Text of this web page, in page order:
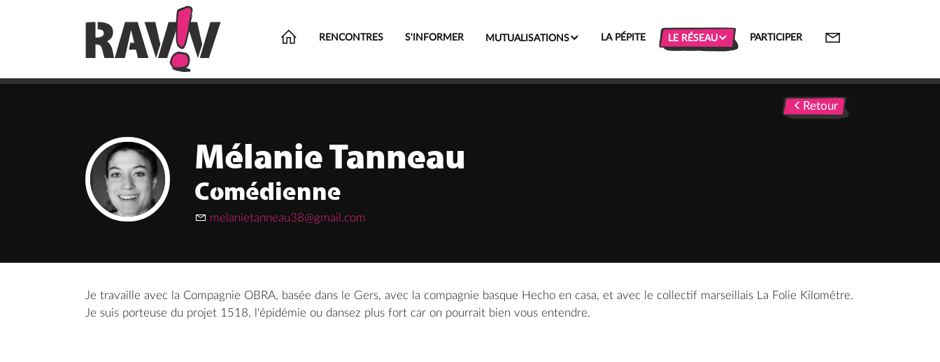
 RENCONTRES S'INFORMER MUTUALISATIONS LA PÉPITE LE RÉSEAU PARTICIPER 
Retour
Retour
Mélanie Tanneau
Comédienne
melanietanneau38@gmail.com
Je travaille avec la Compagnie OBRA, basée dans le Gers, avec la compagnie basque Hecho en casa, et avec le collectif marseillais La Folie Kilomêtre.
Je suis porteuse du projet 1518, l'épidémie ou dansez plus fort car on pourrait bien vous entendre.